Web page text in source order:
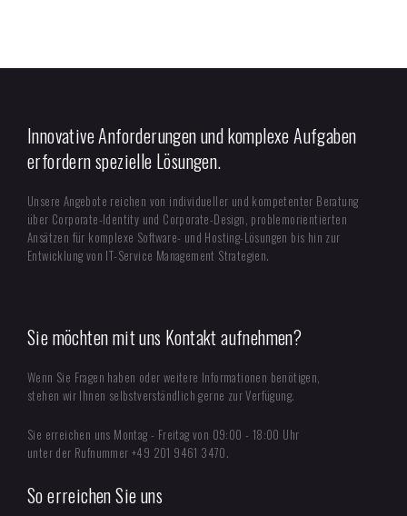
Innovative Anforderungen und komplexe Aufgaben
erfordern spezielle Lösungen.
Unsere Angebote reichen von individueller und kompetenter Beratung
über Corporate-Identity und Corporate-Design, problemorientierten
Ansätzen für komplexe Software- und Hosting-Lösungen bis hin zur
Entwicklung von IT-Service Management Strategien.
Sie möchten mit uns Kontakt aufnehmen?
Wenn Sie Fragen haben oder weitere Informationen benötigen,
stehen wir Ihnen selbstverständlich gerne zur Verfügung.
Sie erreichen uns Montag - Freitag von 09:00 - 18:00 Uhr
unter der Rufnummer +49 201 9461 3470.
So erreichen Sie uns